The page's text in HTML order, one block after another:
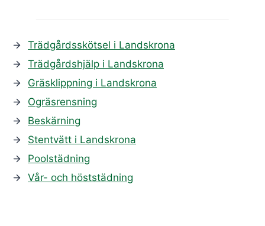
Trädgårdsskötsel i Landskrona
Trädgårdshjälp i Landskrona
Gräsklippning i Landskrona
Ogräsrensning
Beskärning
Stentvätt i Landskrona
Poolstädning
Vår- och höststädning